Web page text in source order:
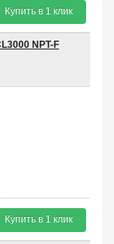
Купить в 1 клик
NPT-F
Купить в 1 клик